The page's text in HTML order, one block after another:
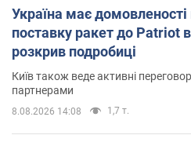
Україна має
поставку ракет до Patriot
розкрив подробиці
Київ також веде активні
партнерами
8.08.2026 14:08 1,7 т.